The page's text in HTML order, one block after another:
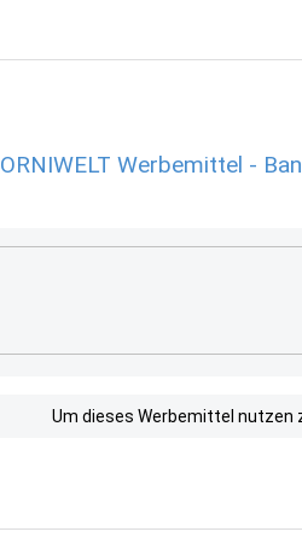
ORNIWELT Werbemittel -
Um dieses Werbemittel nutzen